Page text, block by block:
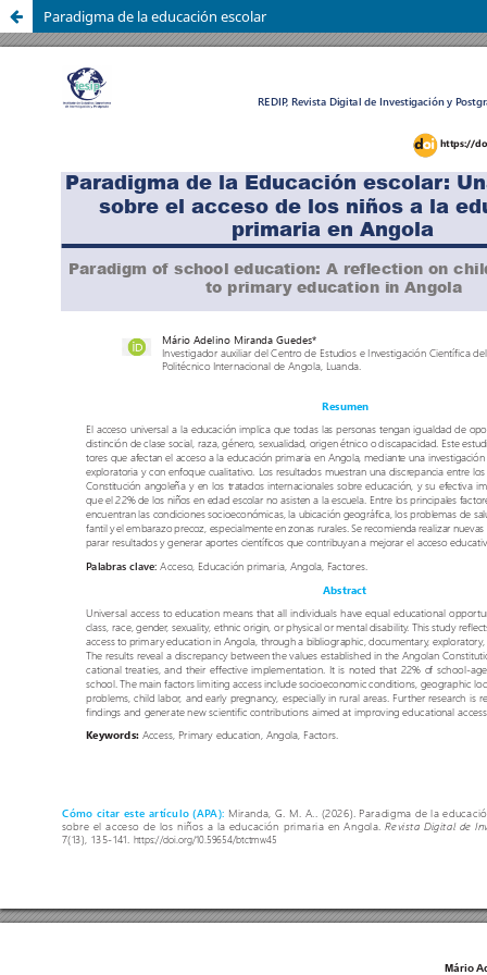
Paradigma de la educación escolar